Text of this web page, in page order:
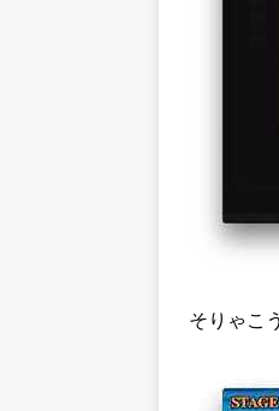
そりゃこ